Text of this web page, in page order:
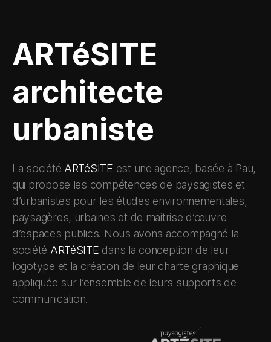
ARTéSITE
architecte
urbaniste
La société ARTéSITE est une agence, basée à Pau,
qui propose les compétences de paysagistes et
d’urbanistes pour les études environnementales,
paysagères, urbaines et de maitrise d’œuvre
d’espaces publics. Nous avons accompagné la
société ARTéSITE dans la conception de leur
logotype et la création de leur charte graphique
appliquée sur l’ensemble de leurs supports de
communication.